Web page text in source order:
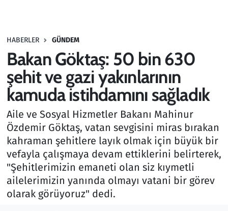
HABERLER GÜNDEM
Bakan Göktaş: 50 bin 630
şehit ve gazi yakınlarının
kamuda istihdamını sağladık
Aile ve Sosyal Hizmetler Bakanı Mahinur
Özdemir Göktaş, vatan sevgisini miras bırakan
kahraman şehitlere layık olmak için büyük bir
vefayla çalışmaya devam ettiklerini belirterek,
"Şehitlerimizin emaneti olan siz kıymetli
ailelerimizin yanında olmayı vatani bir görev
olarak görüyoruz" dedi.
Haber
Kültür Sanat
Kurumsal Haberler
Lezzet Durağı
Memur ve Kamu
Otomobil
Oyun